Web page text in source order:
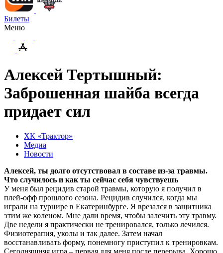
Билеты
Меню
Алексей Тертышный:
Заброшенная шайба всегда
придает сил
ХК «Трактор»
Медиа
Новости
Алексей, ты долго отсутствовал в составе из-за травмы.
Что случилось и как ты сейчас себя чувствуешь
У меня был рецидив старой травмы, которую я получил в
плей-офф прошлого сезона. Рецидив случился, когда мы
играли на турнире в Екатеринбурге. Я врезался в защитника
этим же коленом. Мне дали время, чтобы залечить эту травму.
Две недели я практически не тренировался, только лечился.
Физиотерапия, уколы и так далее. Затем начал
восстанавливать форму, понемногу приступил к тренировкам.
Сегодняшняя игра – первая для меня после перерыва. Хорошо,